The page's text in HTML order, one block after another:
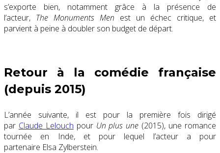
s’exporte bien, notamment grâce à la présence de
l’acteur, The Monuments Men est un échec critique, et
parvient à peine à doubler son budget de départ.
Retour à la comédie française
(depuis 2015)
L’année suivante, il est pour la première fois dirigé
par Claude Lelouch pour Un plus une (2015), une romance
tournée en Inde, et pour lequel l’acteur a pour
partenaire Elsa Zylberstein.